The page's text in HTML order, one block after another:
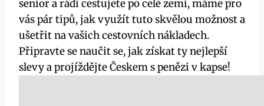
senior‌ a rádi⁢ cestujete‍ po ‌celé zemi, máme ⁣pro
vás pár tipů, ⁤jak využít tuto skvělou možnost ‌a
ušetřit na ⁤vašich ⁤cestovních nákladech.
Připravte se naučit se, jak‍ získat ty nejlepší
slevy a ⁢projíždějte Českem s penězi v ⁣kapse!